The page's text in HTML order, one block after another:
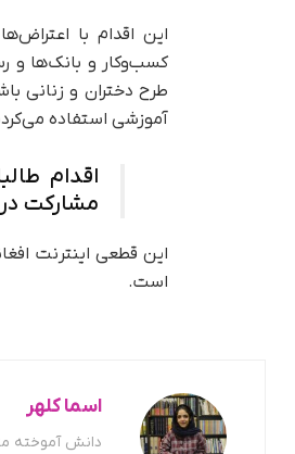
این اقدام با
کسب‌وکار و بانک‌ها و
طرح دختران و زنانی
آموزشی استفاده
اقدام
مشارکت
این قطعی اینترنت
است.
اسما کلهر
دانش آموخته